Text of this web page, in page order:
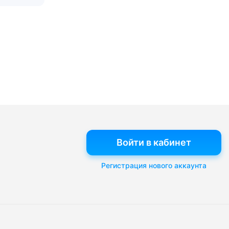
Войти в кабинет
Регистрация нового аккаунта